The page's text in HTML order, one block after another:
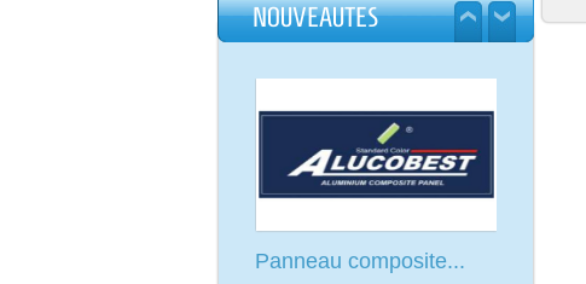
NOUVEAUTES
MARQUE SAATI
Lire la suite
Panneau composite...